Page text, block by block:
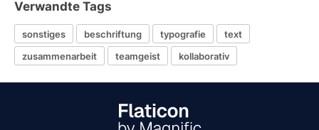
Verwandte Tags
sonstiges beschriftung typografie
text
zusammenarbeit
teamgeist kollaborativ